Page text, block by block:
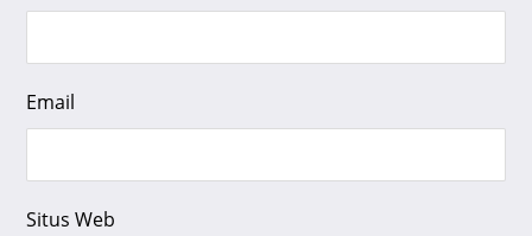
Email
Situs Web